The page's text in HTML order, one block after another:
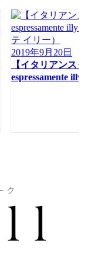
2019年9月20日
【イタリアンス
espressamente